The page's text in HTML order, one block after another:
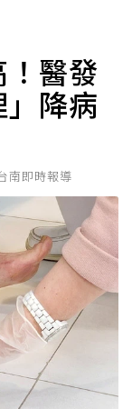
醫發
降病
南即時報導